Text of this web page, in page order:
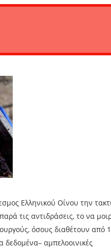
Ελληνικού Οίνου την
τις αντιδράσεις, το να
όσους διαθέτουν από
αμπελοοινικές